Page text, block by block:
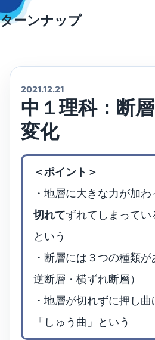
Skip
to
ターンナップ
2021.12.21
中１理科：断
変化
＜ポイント＞
・地層に大きな力が加
切れてずれてしまってい
という
・断層には３つの種類が
逆断層・横ずれ断層）
・地層が切れずに押し
「しゅう曲」という